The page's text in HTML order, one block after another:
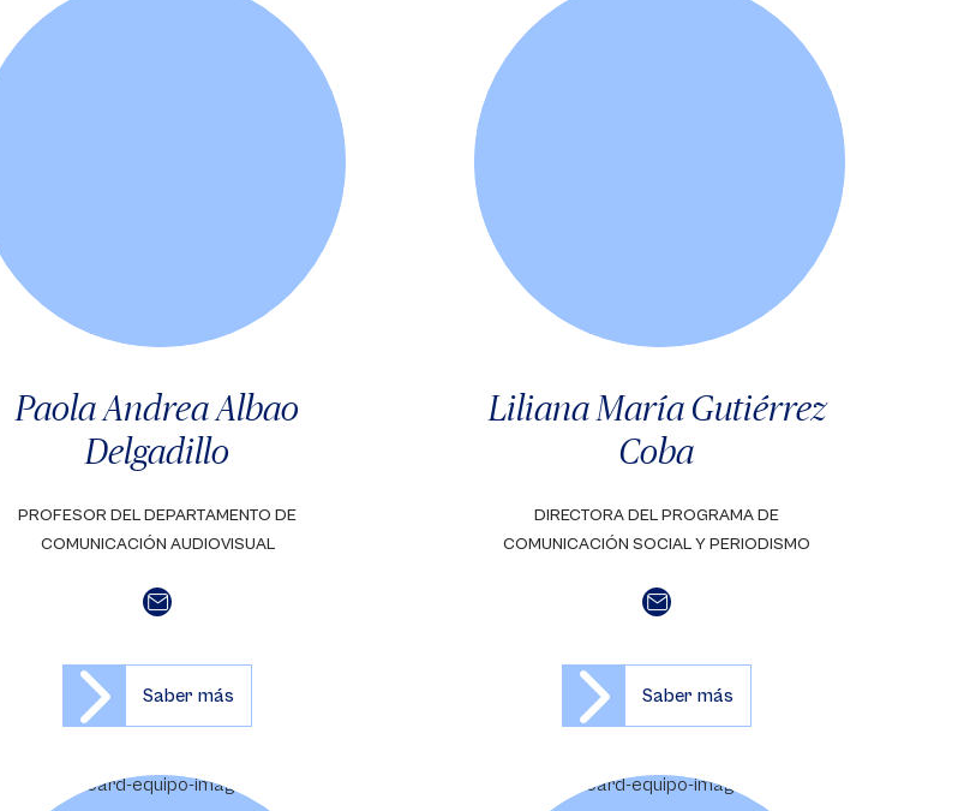
Paola Andrea Albao
Delgadillo
PROFESOR DEL DEPARTAMENTO DE
COMUNICACIÓN AUDIOVISUAL
Saber más
Liliana María Gutiérrez
Coba
DIRECTORA DEL PROGRAMA DE
COMUNICACIÓN SOCIAL Y PERIODISMO
Saber más